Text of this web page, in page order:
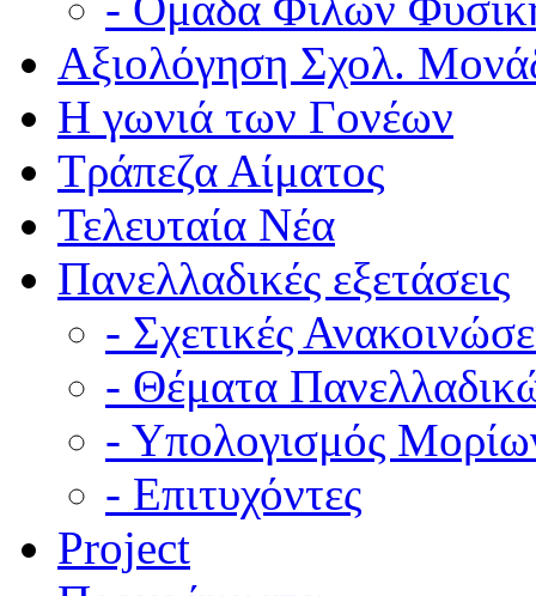
Αξιολόγηση Σχολ.
Η γωνιά των Γονέων
Τράπεζα Αίματος
Τελευταία Νέα
Πανελλαδικές εξετάσεις
- Σχετικές
- Θέματα
- Υπολογισμός
- Επιτυχόντες
Project